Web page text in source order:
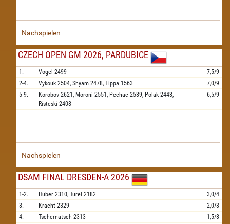
Nachspielen
CZECH OPEN GM 2026, PARDUBICE
1. Vogel 2499
7,5/9
2-4.
Vykouk 2504, Shyam 2478, Tippa 1563
7,0/9
5-9.
Korobov 2621, Moroni 2551, Pechac 2539, Polak 2443,
Risteski 2408
6,5/9
Nachspielen
DSAM FINAL DRESDEN-A 2026
1-2. Huber 2310, Turel 2182
3,0/4
3.
Kracht 2329
2,0/3
4.
Tschernatsch 2313 1,5/3